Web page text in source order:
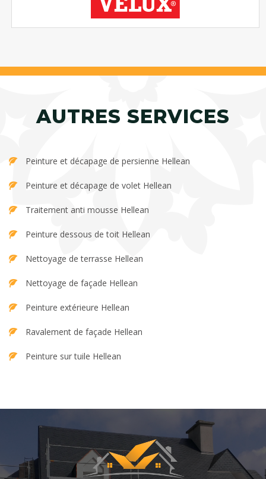
AUTRES SERVICES
Peinture et décapage de persienne Hellean
Peinture et décapage de volet Hellean
Traitement anti mousse Hellean
Peinture dessous de toit Hellean
Nettoyage de terrasse Hellean
Nettoyage de façade Hellean
Peinture extérieure Hellean
Ravalement de façade Hellean
Peinture sur tuile Hellean